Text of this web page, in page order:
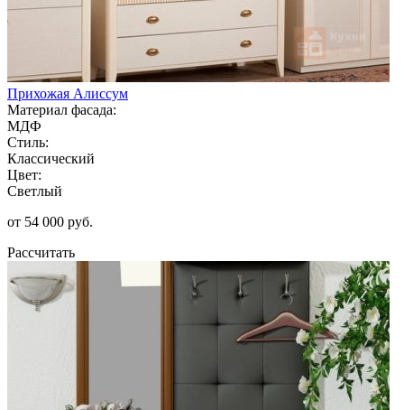
Прихожая Алиссум
Материал фасада:
МДФ
Стиль:
Классический
Цвет:
Светлый
от 54 000 руб.
Рассчитать